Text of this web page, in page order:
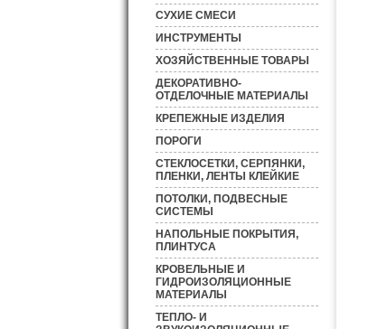
СУХИЕ СМЕСИ
ИНСТРУМЕНТЫ
ХОЗЯЙСТВЕННЫЕ ТОВАРЫ
ДЕКОРАТИВНО-
ОТДЕЛОЧНЫЕ МАТЕРИАЛЫ
КРЕПЕЖНЫЕ ИЗДЕЛИЯ
ПОРОГИ
СТЕКЛОСЕТКИ, СЕРПЯНКИ,
ПЛЕНКИ, ЛЕНТЫ КЛЕЙКИЕ
ПОТОЛКИ, ПОДВЕСНЫЕ
СИСТЕМЫ
НАПОЛЬНЫЕ ПОКРЫТИЯ,
ПЛИНТУСА
КРОВЕЛЬНЫЕ И
ГИДРОИЗОЛЯЦИОННЫЕ
МАТЕРИАЛЫ
ТЕПЛО- И